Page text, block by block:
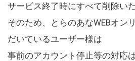
サービス終了時にすべて削除いた
そのため、とらのあなWEBオン
だいているユーザー様は
事前のアカウント停止等の対応